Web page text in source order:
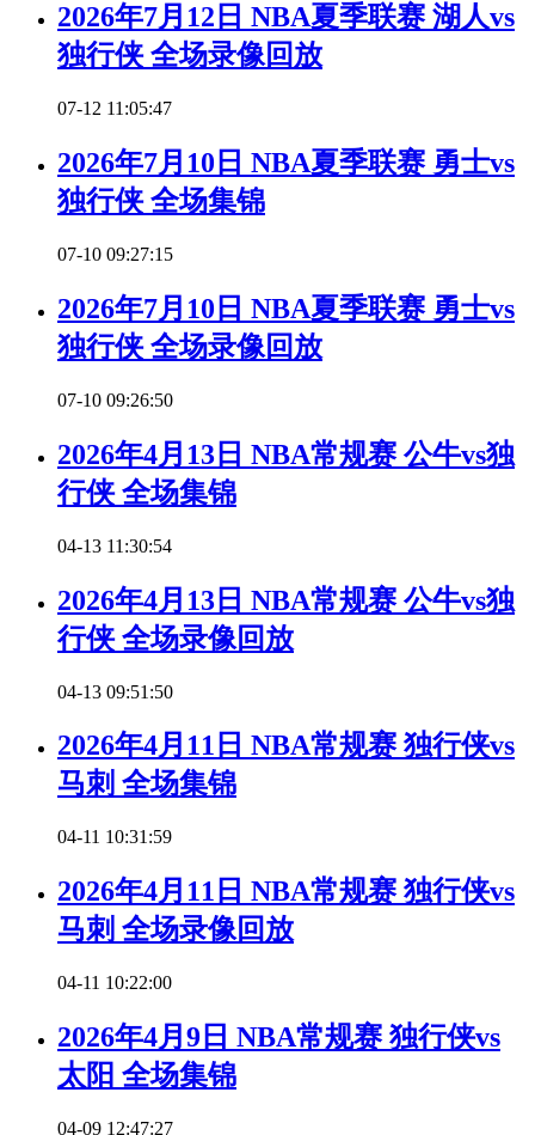
2026年7月12日 NBA夏季联赛 湖人vs
独行侠 全场录像回放
07-12 11:05:47
2026年7月10日 NBA夏季联赛 勇士vs
独行侠 全场集锦
07-10 09:27:15
2026年7月10日 NBA夏季联赛 勇士vs
独行侠 全场录像回放
07-10 09:26:50
2026年4月13日 NBA常规赛 公牛vs独
行侠 全场集锦
04-13 11:30:54
2026年4月13日 NBA常规赛 公牛vs独
行侠 全场录像回放
04-13 09:51:50
2026年4月11日 NBA常规赛 独行侠vs
马刺 全场集锦
04-11 10:31:59
2026年4月11日 NBA常规赛 独行侠vs
马刺 全场录像回放
04-11 10:22:00
2026年4月9日 NBA常规赛 独行侠vs
太阳 全场集锦
04-09 12:47:27